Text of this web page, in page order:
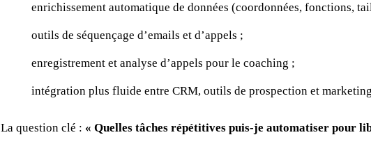
enrichissement automatique de données (coordonnées, fonctions,
outils de séquençage d’emails et d’appels ;
enregistrement et analyse d’appels pour le coaching ;
intégration plus fluide entre CRM, outils de prospection et
La question clé : « Quelles tâches répétitives puis-je automatiser pour